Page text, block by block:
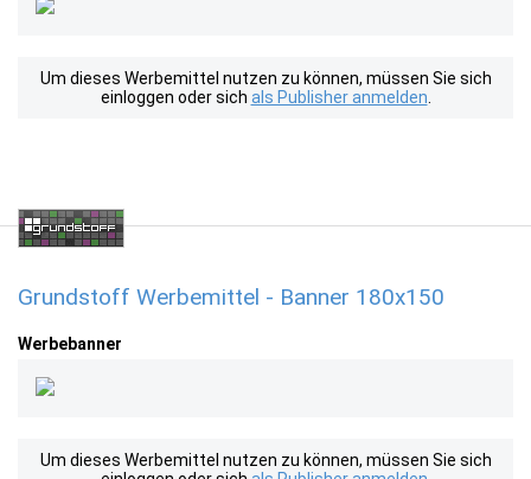
Um dieses Werbemittel nutzen zu können, müssen Sie sich
einloggen oder sich als Publisher anmelden
Grundstoff Werbemittel - Banner 180x150
Werbebanner
Um dieses Werbemittel nutzen zu können, müssen Sie sich